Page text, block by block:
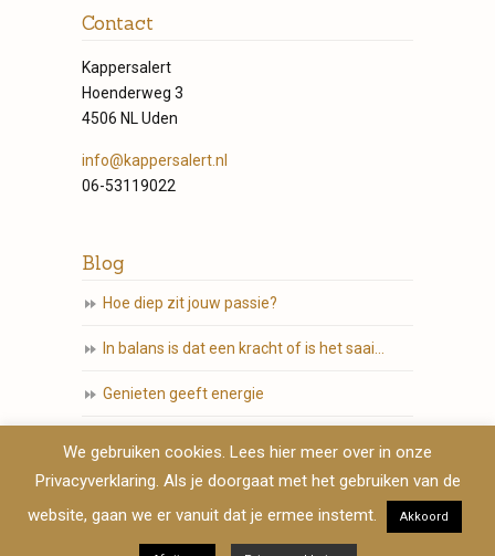
Contact
Kappersalert
Hoenderweg 3
4506 NL Uden
info@kappersalert.nl
06-53119022
Blog
Hoe diep zit jouw passie?
In balans is dat een kracht of is het saai…
Genieten geeft energie
Volg jij jouw hart?
We gebruiken cookies. Lees hier meer over in onze
Privacyverklaring. Als je doorgaat met het gebruiken van de
website, gaan we er vanuit dat je ermee instemt.
Akkoord